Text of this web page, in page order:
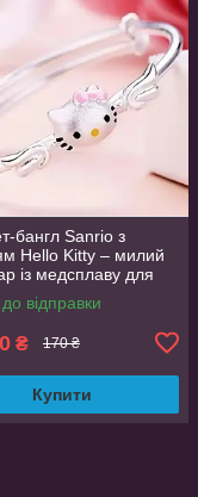
бангл Sanrio з
Hello Kitty – милий
із медсплаву для
см діаметр
відправки
₴ 170 ₴
Купити